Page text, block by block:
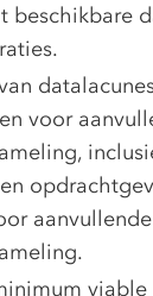
beschikbare
voor
aanvullende